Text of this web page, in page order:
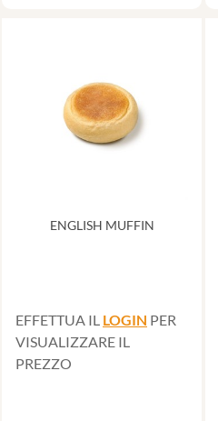
ENGLISH MUFFIN
EFFETTUA IL LOGIN PER
VISUALIZZARE IL
PREZZO